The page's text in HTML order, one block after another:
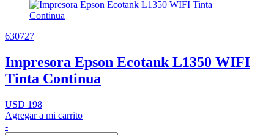
630727
Impresora Epson Ecotank L1350 WIFI
Tinta Continua
USD 198
Agregar a mi carrito
-